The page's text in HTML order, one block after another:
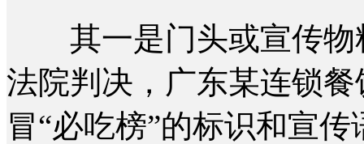
其一是门头或宣传物
法院判决，广东某连锁
冒“必吃榜”的标识和宣